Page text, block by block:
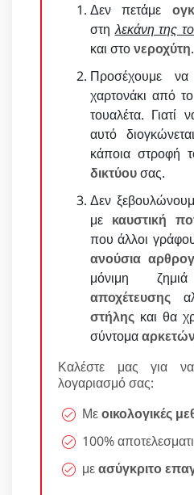
Δεν πετάμε
στηλεκάνη της
και στονεροχύτη.
Προσέχουμε
χαρτονάκι από
τουαλέτα. Γιατί
αυτό
κάποια στροφή
δικτύουσας.
Δεν
με καυστική
που άλλοι
ανούσια
μόνιμη
αποχέτευσης
στήλης και θα
σύντομα
Καλέστε μας για
λογαριασμό σας:
Μεοικολογικές
100%
μεασύγκριτο